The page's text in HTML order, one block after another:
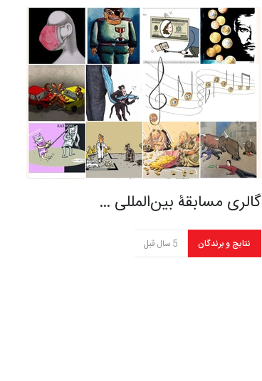
گالری مسابقۀ بین‌المللی …
نتایج و برندگان 5 سال قبل